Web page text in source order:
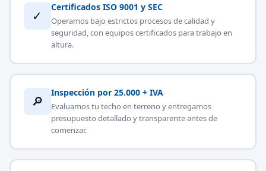
✓
Certificados ISO 9001 y SEC
Operamos bajo estrictos procesos de calidad y
seguridad, con equipos certificados para trabajo en
altura.
🔎
Inspección por 25.000 + IVA
Evaluamos tu techo en terreno y entregamos
presupuesto detallado y transparente antes de
comenzar.